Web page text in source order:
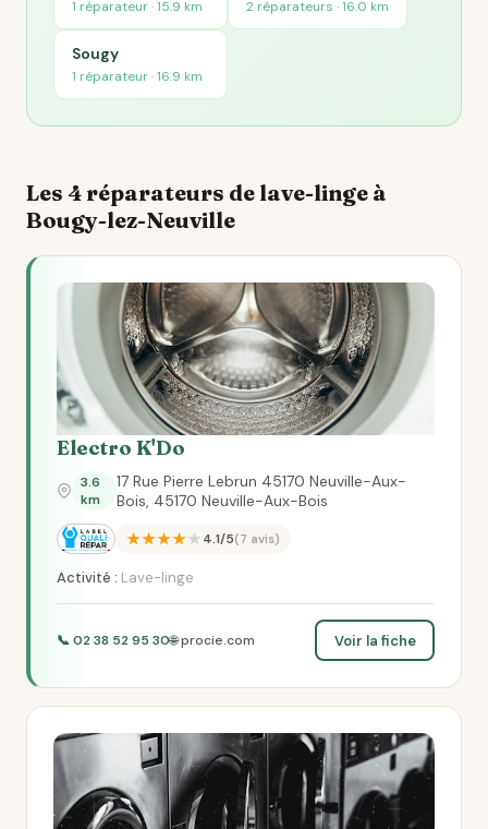
1 réparateur · 15.9 km 2 réparateurs · 16.0 km
Sougy
1 réparateur · 16.9 km
Les 4 réparateurs de lave-linge à
Bougy-lez-Neuville
Electro K'Do
3.6
km
17 Rue Pierre Lebrun 45170 Neuville-Aux-
Bois, 45170 Neuville-Aux-Bois
★★★★★4.1/5(7 avis)
Activité : Lave-linge
📞 02 38 52 95 30🌐 procie.com Voir la fiche